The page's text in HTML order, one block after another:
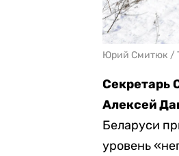
Юрий Смитюк /
Секретарь
Алексей
Беларуси
уровень